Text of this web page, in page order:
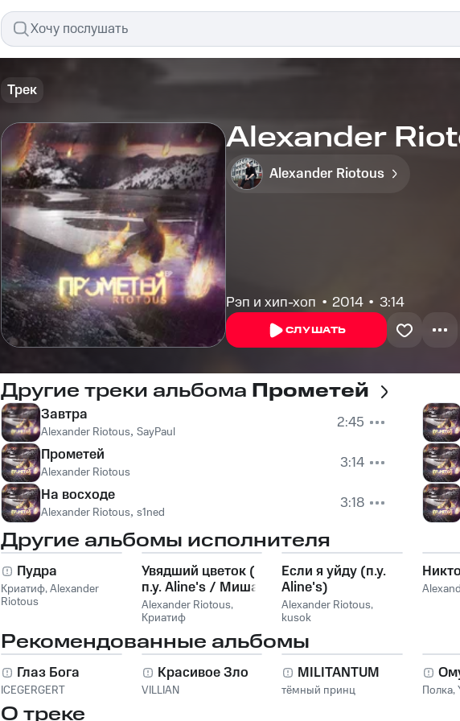
Трек
Alexander
Alexander Riotous
Рэп и хип-хоп 2014 3:14
СЛУШАТЬ
Другие треки альбома Прометей
Завтра
Alexander Riotous, SayPaul
2:45
Прометей
Alexander Riotous
3:14
На восходе
Alexander Riotous, s1ned 3:18
Другие альбомы исполнителя
Пудра
Криатиф,Alexander
Riotous
Увядший цветок (
п.у. Aline's / Миша
М )
Alexander Riotous,
Криатиф
Если я уйду (п.у.
Aline's)
Alexander Riotous,
kusok
Рекомендованные альбомы
Глаз Бога
ICEGERGERT
Красивое Зло
VILLIAN
MILITANTUM
тёмный принц Полка,
О треке